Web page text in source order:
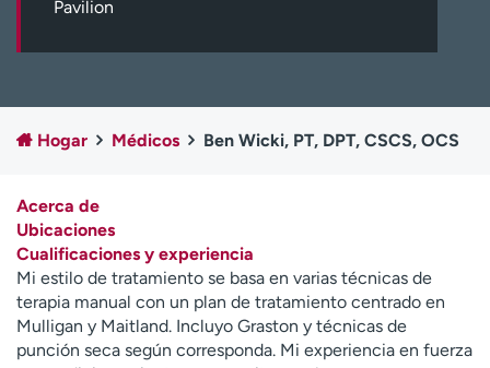
Ready. Set. CO.
Ensayos clínicos
Empleados
Profesionales
comunicación
Contáctenos
A
y
ú
d
Pavilion
Hogar Médicos Ben Wicki, PT, DPT, CSCS, OCS
Acerca de
Ubicaciones
Cualificaciones y experiencia
Mi estilo de tratamiento se basa en varias técnicas de
terapia manual con un plan de tratamiento centrado en
Mulligan y Maitland. Incluyo Graston y técnicas de
punción seca según corresponda. Mi experiencia en fuerza